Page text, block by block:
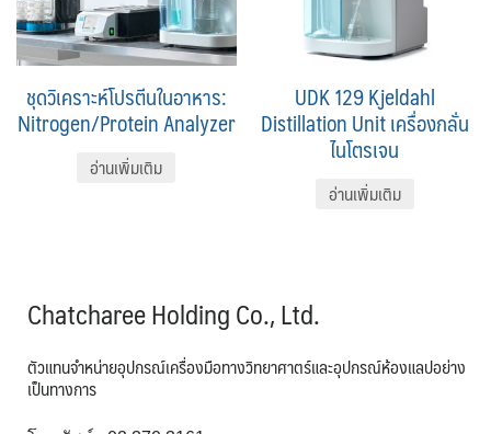
ชุดวิเคราะห์โปรตีนในอาหาร:
Nitrogen/Protein Analyzer
อ่านเพิ่มเติม
UDK 129 Kjeldahl
Distillation Unit เครื่องกลั่น
ไนโตรเจน
อ่านเพิ่มเติม
Chatcharee Holding Co., Ltd.
ตัวแทนจำหน่ายอุปกรณ์เครื่องมือทางวิทยาศาตร์และอุปกรณ์ห้องแลปอย่าง
เป็นทางการ